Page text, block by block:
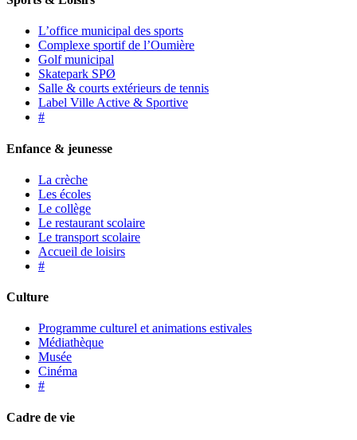
L’office municipal des sports
Complexe sportif de l’Oumière
Golf municipal
Skatepark SPØ
Salle & courts extérieurs de tennis
Label Ville Active & Sportive
#
Enfance & jeunesse
La crèche
Les écoles
Le collège
Le restaurant scolaire
Le transport scolaire
Accueil de loisirs
#
Culture
Programme culturel et animations estivales
Médiathèque
Musée
Cinéma
#
Cadre de vie